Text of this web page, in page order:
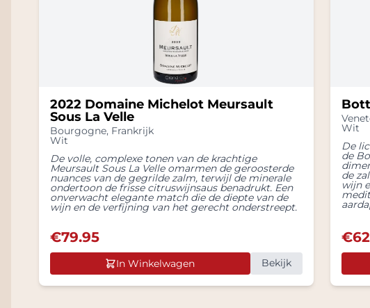
2022 Domaine Michelot Meursault
Sous La Velle
Bourgogne, Frankrijk
Wit
De volle, complexe tonen van de krachtige
Meursault Sous La Velle omarmen de geroosterde
nuances van de gegrilde zalm, terwijl de minerale
ondertoon de frisse citruswijnsaus benadrukt. Een
onverwacht elegante match die de diepte van de
wijn en de verfijning van het gerecht onderstreept.
€79.95
In Winkelwagen Bekijk
Wit
De
de
de
wijn
€